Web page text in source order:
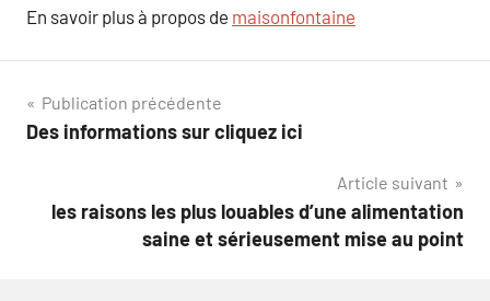
En savoir plus à propos de maisonfontaine
Navigation
de
Publication précédente
Des informations sur cliquez ici
Article suivant
les raisons les plus louables d’une alimentation
saine et sérieusement mise au point